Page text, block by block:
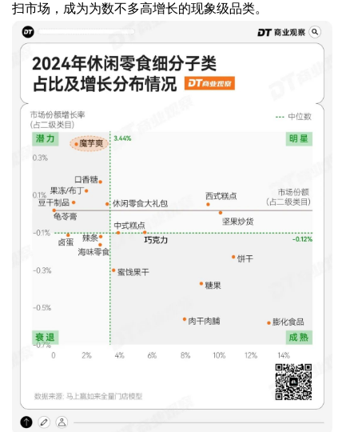
扫市场，成为为数不多高增长的现象级品类。